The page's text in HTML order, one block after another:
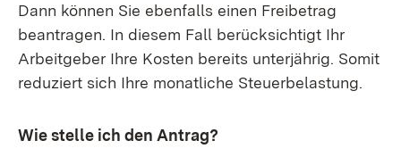
Dann können Sie ebenfalls einen Freibetrag
beantragen. In diesem Fall berücksichtigt Ihr
Arbeitgeber Ihre Kosten bereits unterjährig. Somit
reduziert sich Ihre monatliche Steuerbelastung.
Wie stelle ich den Antrag?